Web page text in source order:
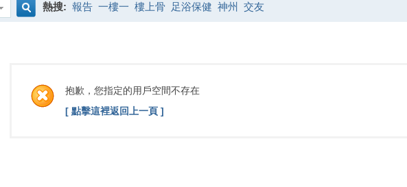
熱搜: 報告 一樓一 樓上骨 足浴保健 神州 交友
抱歉，您指定的用戶空間不存在
[ 點擊這裡返回上一頁 ]